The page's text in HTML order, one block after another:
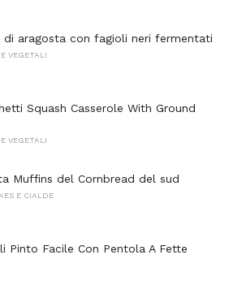
di aragosta con fagioli neri fermentati
VEGETALI
Squash Casserole With Ground
VEGETALI
Muffins del Cornbread del sud
E CIALDE
Pinto Facile Con Pentola A Fette